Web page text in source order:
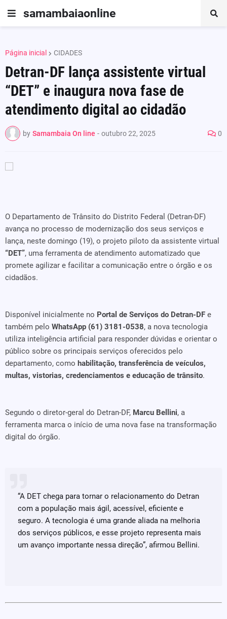
samambaiaonline
Página inicial CIDADES
Detran-DF lança assistente virtual
“DET” e inaugura nova fase de
atendimento digital ao cidadão
by Samambaia On line - outubro 22, 2025 0
O Departamento de Trânsito do Distrito Federal (Detran-DF)
avança no processo de modernização dos seus serviços e
lança, neste domingo (19), o projeto piloto da assistente virtual
“DET”, uma ferramenta de atendimento automatizado que
promete agilizar e facilitar a comunicação entre o órgão e os
cidadãos.
Disponível inicialmente no Portal de Serviços do Detran-DF e
também pelo WhatsApp (61) 3181-0538, a nova tecnologia
utiliza inteligência artificial para responder dúvidas e orientar o
público sobre os principais serviços oferecidos pelo
departamento, como habilitação, transferência de veículos,
multas, vistorias, credenciamentos e educação de trânsito.
Segundo o diretor-geral do Detran-DF, Marcu Bellini, a
ferramenta marca o início de uma nova fase na transformação
digital do órgão.
“A DET chega para tornar o relacionamento do Detran
com a população mais ágil, acessível, eficiente e
seguro. A tecnologia é uma grande aliada na melhoria
dos serviços públicos, e esse projeto representa mais
um avanço importante nessa direção”, afirmou Bellini.